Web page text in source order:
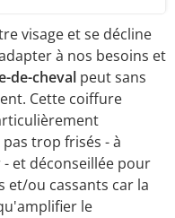
visage et se décline
à nos besoins et
de-cheval peut sans
Cette coiffure
trop frisés - à
et déconseillée pour
et/ou cassants car la
le